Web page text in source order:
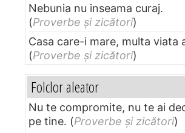
Nebunia nu inseama curaj.
(Proverbe și zicători)
Casa care-i mare, multa viata
(Proverbe și zicători)
Folclor aleator
Nu te compromite, nu te ai
pe tine. (Proverbe și zicători)